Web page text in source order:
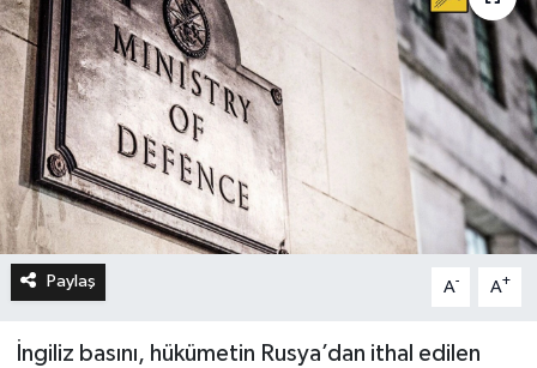
Paylaş A- A+
İngiliz basını, hükümetin Rusya’dan ithal edilen